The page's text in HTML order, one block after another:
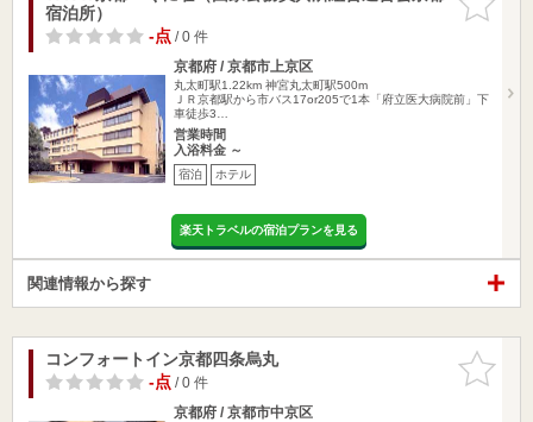
りに追加
宿泊所）
-点/ 0 件
京都府 / 京都市上京区
丸太町駅1.22km 神宮丸太町駅500m
ＪＲ京都駅から市バス17or205で1本「府立医大病院前」下
車徒歩3…
営業時間
入浴料金 ～
宿泊 ホテル
楽天トラベルの宿泊プランを見る
関連情報から探す
お気に入
りに追加
コンフォートイン京都四条烏丸
-点/ 0 件
京都府 / 京都市中京区